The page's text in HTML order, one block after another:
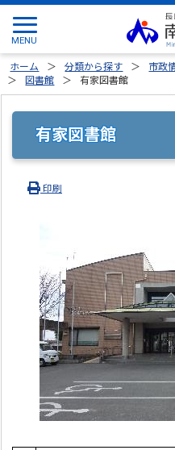
ホーム 分類から探す 市政
図書館
有家図書館
有家図書館
印刷